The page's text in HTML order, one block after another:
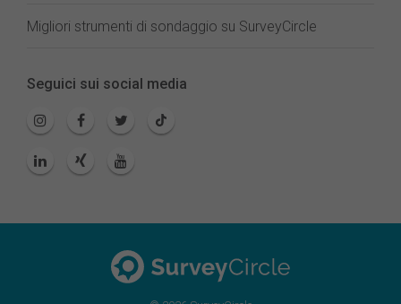
Migliori strumenti di sondaggio su SurveyCircle
Seguici sui social media